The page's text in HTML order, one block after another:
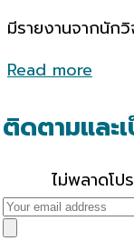
มีรายงานจากนัก
Read more
ติดตามและ
ไม่พลาดโป